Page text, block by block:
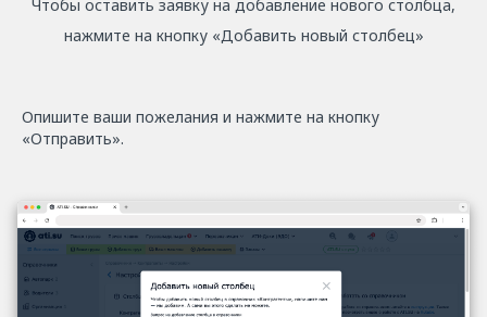
Чтобы оставить заявку на добавление нового столбца,
нажмите на кнопку «Добавить новый столбец»
Опишите ваши пожелания и нажмите на кнопку
«Отправить».